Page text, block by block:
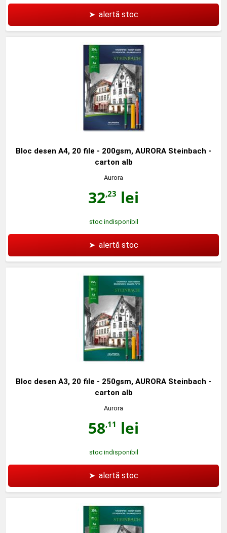
➤ alertă stoc
Bloc desen A4, 20 file - 200gsm, AURORA Steinbach -
carton alb
Aurora
32,23 lei
stoc indisponibil
➤ alertă stoc
Bloc desen A3, 20 file - 250gsm, AURORA Steinbach -
carton alb
Aurora
58,11 lei
stoc indisponibil
➤ alertă stoc